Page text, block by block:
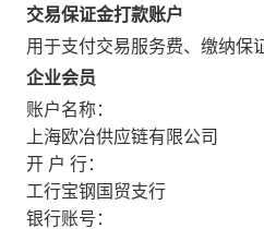
交易保证金打款账户
用于支付交易服务费、缴纳保
企业会员
账户名称：
上海欧冶供应链有限公司
开 户 行：
工行宝钢国贸支行
银行账号：